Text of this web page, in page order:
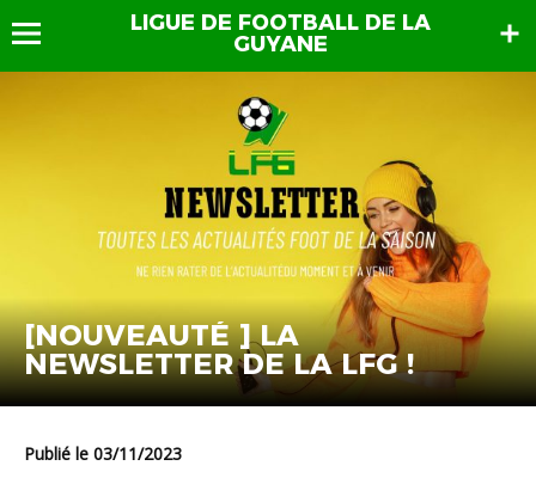
LIGUE DE FOOTBALL DE LA
GUYANE
[NOUVEAUTÉ ] LA
NEWSLETTER DE LA LFG !
Publié le 03/11/2023